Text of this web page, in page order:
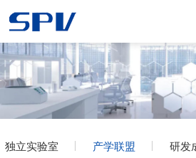
独立实验室 产学联盟 研发